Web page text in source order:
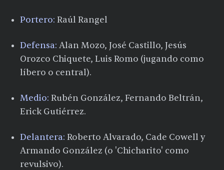
Portero: Raúl Rangel
Defensa: Alan Mozo, José Castillo, Jesús
Orozco Chiquete, Luis Romo (jugando como
líbero o central).
Medio: Rubén González, Fernando Beltrán,
Erick Gutiérrez.
Delantera: Roberto Alvarado, Cade Cowell y
Armando González (o 'Chicharito' como
revulsivo).